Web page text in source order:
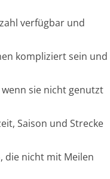
verfügbar und
kompliziert sein und
sie nicht genutzt
Saison und Strecke
die nicht mit Meilen